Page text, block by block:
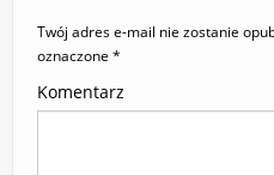
Twój adres e-mail nie zostanie
oznaczone *
Komentarz